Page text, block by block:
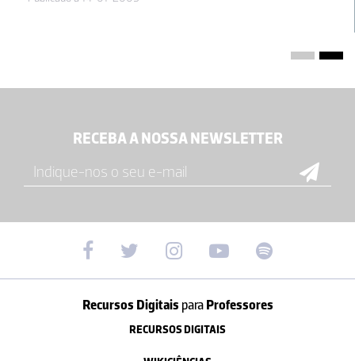
RECEBA A NOSSA NEWSLETTER
Recursos Digitais paraProfessores
RECURSOS DIGITAIS